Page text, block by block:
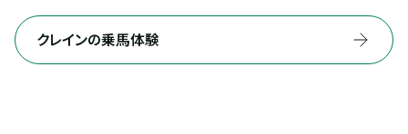
クレインの乗馬体験